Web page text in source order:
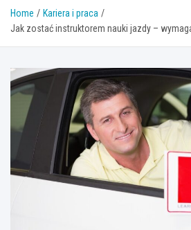
Home
Kariera i praca
Jak zostać instruktorem nauki jazdy –